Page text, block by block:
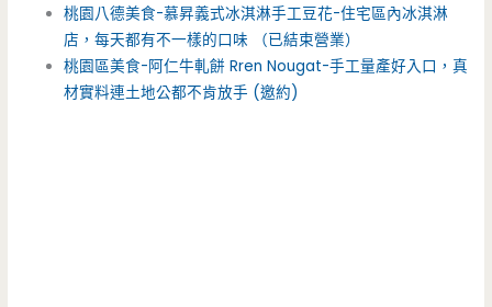
桃園八德美食-慕昇義式冰淇淋手工豆花-住宅區內冰淇淋
店，每天都有不一樣的口味 （已結束營業）
桃園區美食-阿仁牛軋餅 Rren Nougat-手工量產好入口，真
材實料連土地公都不肯放手 (邀約)